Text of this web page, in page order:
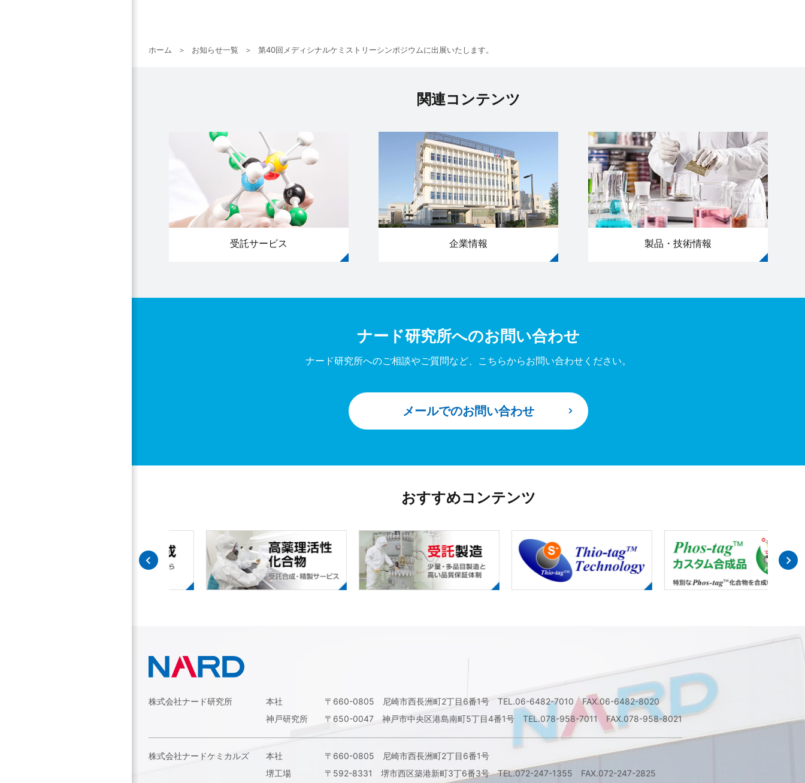
ホーム お知らせ一覧 第40回メディシナルケミストリーシンポジウムに出展いたします。
関連コンテンツ
受託サービス 企業情報 製品・技術情報
ナード研究所へのお問い合わせ
ナード研究所へのご相談やご質問など、 こちらからお問い合わせください。
メールでのお問い合わせ
おすすめコンテンツ
株式会社ナード研究所 本社 〒660-0805 尼崎市西長洲町2丁目6番1号TEL.06-6482-7010 FAX.06-6482-8020
神戸研究所
〒650-0047 神戸市中央区港島南町5丁目4番1号TEL.078-958-7011 FAX.078-958-8021
株式会社ナードケミカルズ 本社
〒660-0805 尼崎市西長洲町2丁目6番1号
堺工場
〒592-8331 堺市西区築港新町3丁6番3号TEL.072-247-1355 FAX.072-247-2825